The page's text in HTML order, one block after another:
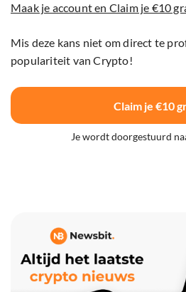
Maak je account en Claim je €10
Mis deze kans niet om direct te
populariteit van Crypto!
Claim je €10
Je wordt doorgestuurd